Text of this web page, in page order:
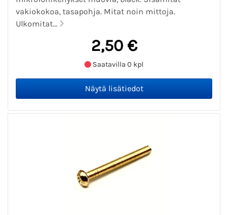
vakiokokoa, tasapohja. Mitat noin mittoja.
Ulkomitat...
2,50 €
Saatavilla 0 kpl